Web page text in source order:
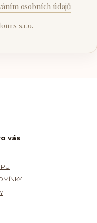
osobních údajů
s.r.o.
vás